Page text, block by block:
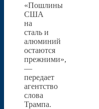
«Пошлины
США
на
сталь и
алюминий
остаются
прежними»,
—
передает
агентство
слова
Трампа.